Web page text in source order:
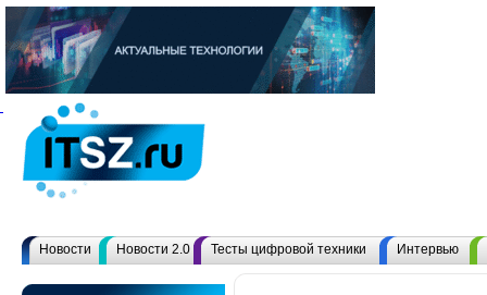
Новости Новости 2.0 Тесты цифровой техники Интервью